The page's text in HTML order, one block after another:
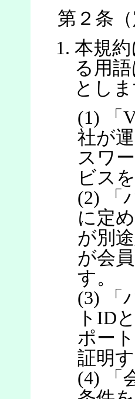
第２条
本規
る用
とし
(1) 「
社が
スワ
ビス
(2) 「
に定
が別
が会
す。
(3) 「
トID
ポー
証明
(4) 「